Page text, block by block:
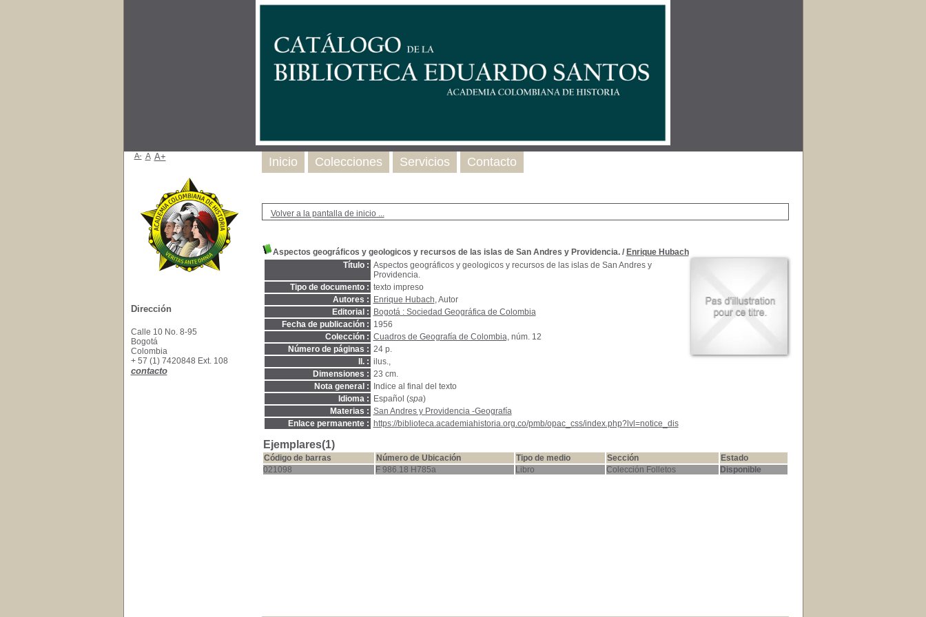
Volver a la pantalla de inicio ...
Aspectos geográficos y geologicos y recursos de las islas de San Andres y Providencia./ Enrique Hubach
Título : Aspectos geográficos y geologicos y recursos de las islas de San Andres y
Providencia.
Tipo de documento : texto impreso
Autores :
Enrique Hubach, Autor
Editorial :
Bogotá : Sociedad Geográfica de Colombia
Fecha de publicación : 1956
Colección : Cuadros de Geografía de Colombia,núm. 12
Número de páginas : 24 p.
Il. : ilus.,
Dimensiones : 23 cm.
Nota general :
Indice al final del texto
Idioma :
Español (spa)
Materias : San Andres y Providencia -Geografía
Enlace permanente :
https://biblioteca.academiahistoria.org.co/pmb/opac_css/index.php?lvl=notice_dis
Ejemplares(1)
Código de barras Número de Ubicación Tipo de medio Sección
Estado
021098
F 986.18 H785a Libro Colección Folletos Disponible
Inicio Colecciones Servicios Contacto
A- A A+
Dirección
Calle 10 No. 8-95
Bogotá
Colombia
+ 57 (1) 7420848 Ext. 108
contacto